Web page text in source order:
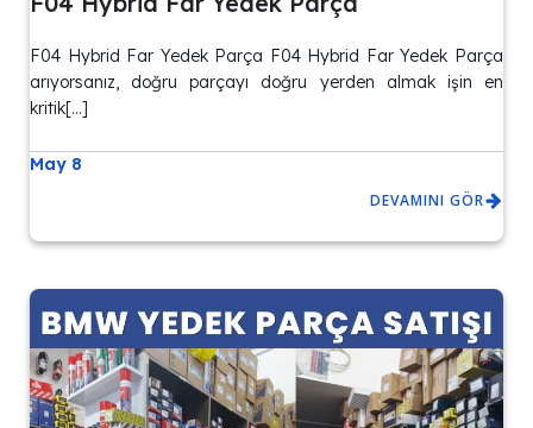
F04 Hybrid Far Yedek Parça F04 Hybrid Far Yedek Parça
arıyorsanız, doğru parçayı doğru yerden almak işin en
kritik[…]
May 8
DEVAMINI GÖR